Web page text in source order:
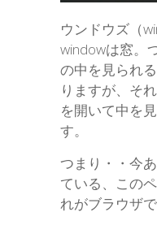
ウンドウズ（
windowは窓。
の中を見られ
りますが、そ
を開いて中を
す。
つまり・・今
ている、この
れがブラウザで